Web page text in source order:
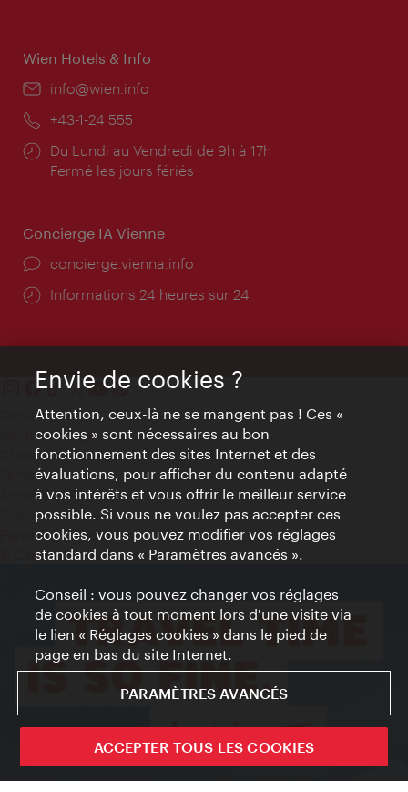
Wien Hotels & Info
E-
info@wien.info
Téléphone:
+43-1-24 555
Horaires
d'ouverture:
Du Lundi au Vendredi de 9h à 17h
Fermé les jours fériés
Concierge IA Vienne
Ort:
concierge.vienna.info
Öffnungszeiten:
Informations 24 heures sur 24
Contact
Mentions obligatoires
Charte sur le respect de la vie privée
Terms of Use
Accessibilité
Contact presse
Paramètres de cookies
© Copyright WienTourismus
Envie de cookies ?
Attention, ceux-là ne se mangent pas ! Ces «
cookies » sont nécessaires au bon
fonctionnement des sites Internet et des
évaluations, pour afficher du contenu adapté
à vos intérêts et vous offrir le meilleur service
possible. Si vous ne voulez pas accepter ces
cookies, vous pouvez modifier vos réglages
standard dans « Paramètres avancés ».
Conseil : vous pouvez changer vos réglages
de cookies à tout moment lors d'une visite via
le lien « Réglages cookies » dans le pied de
page en bas du site Internet.
PARAMÈTRES AVANCÉS
ACCEPTER TOUS LES COOKIES